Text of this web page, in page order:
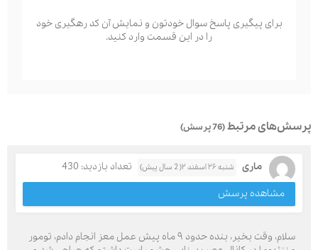
برای پیگیری پاسخ سوال خودتون و نمایش آن کد رهگیری خود
را در این قسمت وارد کنید.
پرسش‌های مرتبط(76 پرسش)
ماری شنبه ۲۶ اسفند ۲( 2 سال پیش)
تعداد بازدید: 430
مشاهده پرسش
سلام، وقت بخیر، بنده حدود ۹ ماه پیش عمل معز انجام دادم، تومور